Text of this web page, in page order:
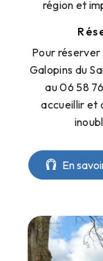
région et
Pour
Galopins du
au 06 58
accueillir et
En